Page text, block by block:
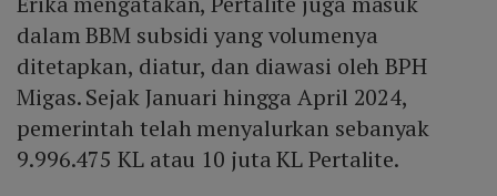
dalam BBM subsidi yang volumenya
ditetapkan, diatur, dan diawasi oleh BPH
Migas. Sejak Januari hingga April 2024,
pemerintah telah menyalurkan sebanyak
9.996.475 KL atau 10 juta KL Pertalite.